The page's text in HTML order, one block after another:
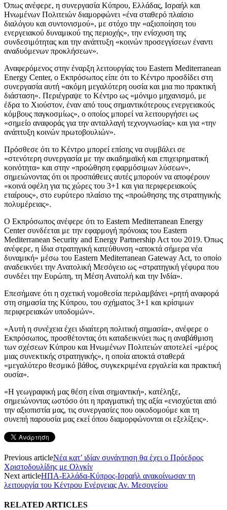
Όπως ανέφερε, η συνεργασία Κύπρου, Ελλάδας, Ισραήλ και
Ηνωμένων Πολιτειών διαμορφώνει «ένα σταθερό πλαίσιο
διαλόγου και συντονισμού», με στόχο την «αξιοποίηση του
ενεργειακού δυναμικού της περιοχής», την ενίσχυση της
συνδεσιμότητας και την ανάπτυξη «κοινών προσεγγίσεων έναντι
αναδυόμενων προκλήσεων».
Αναφερόμενος στην έναρξη λειτουργίας του Eastern Mediterranean
Energy Center, ο Εκπρόσωπος είπε ότι το Κέντρο προσδίδει στη
συνεργασία αυτή «ακόμη μεγαλύτερη ουσία και μια πιο πρακτική
διάσταση». Περιέγραψε το Κέντρο ως «μόνιμο μηχανισμό, με
έδρα το Χιούστον, έναν από τους σημαντικότερους ενεργειακούς
κόμβους παγκοσμίως», ο οποίος μπορεί να λειτουργήσει ως
«σημείο αναφοράς για την ανταλλαγή τεχνογνωσίας» και για «την
ανάπτυξη κοινών πρωτοβουλιών».
Πρόσθεσε ότι το Κέντρο μπορεί επίσης να συμβάλει σε
«στενότερη συνεργασία με την ακαδημαϊκή και επιχειρηματική
κοινότητα» και στην «προώθηση εφαρμόσιμων λύσεων»,
σημειώνοντας ότι οι προσπάθειες αυτές μπορούν να αποφέρουν
«κοινά οφέλη για τις χώρες του 3+1 και για περιφερειακούς
εταίρους», στο ευρύτερο πλαίσιο της «προώθησης της στρατηγικής
πολυμέρειας».
Ο Εκπρόσωπος ανέφερε ότι το Eastern Mediterranean Energy
Center συνδέεται με την εφαρμογή πρόνοιας του Eastern
Mediterranean Security and Energy Partnership Act του 2019. Όπως
ανέφερε, η ίδια στρατηγική κατεύθυνση «αποκτά σήμερα νέα
δυναμική» μέσω του Eastern Mediterranean Gateway Act, το οποίο
αναδεικνύει την Ανατολική Μεσόγειο ως «στρατηγική γέφυρα που
συνδέει την Ευρώπη, τη Μέση Ανατολή και την Ινδία».
Επεσήμανε ότι η σχετική νομοθεσία περιλαμβάνει «ρητή αναφορά
στη σημασία της Κύπρου, του σχήματος 3+1 και κρίσιμων
περιφερειακών υποδομών».
«Αυτή η συνέχεια έχει ιδιαίτερη πολιτική σημασία», ανέφερε ο
Εκπρόσωπος, προσθέτοντας ότι καταδεικνύει πως η αναβάθμιση
των σχέσεων Κύπρου και Ηνωμένων Πολιτειών αποτελεί «μέρος
μιας συνεκτικής στρατηγικής», η οποία αποκτά σταθερά
«μεγαλύτερο θεσμικό βάθος, συγκεκριμένα εργαλεία και πρακτική
ουσία».
«Η γεωγραφική μας θέση είναι σημαντική», κατέληξε,
σημειώνοντας ωστόσο ότι η πραγματική της αξία «ενισχύεται από
την αξιοπιστία μας, τις συνεργασίες που οικοδομούμε και τη
συνεπή παρουσία μας εκεί όπου διαμορφώνονται οι εξελίξεις».
Previous articleΝέα κατ’ ιδίαν συνάντηση θα έχει ο Πρόεδρος
Χριστοδουλίδης με Ολγκίν
Next articleΗΠΑ-Ελλάδα-Κύπρος-Ισραήλ ανακοίνωσαν τη
λειτουργία του Κέντρου Ενέργειας Αν. Μεσογείου
RELATED ARTICLES